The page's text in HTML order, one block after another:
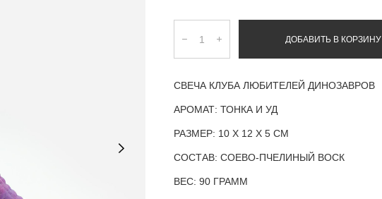
ДОБАВИТЬ В КОРЗИНУ
СВЕЧА КЛУБА ЛЮБИТЕЛЕЙ ДИНОЗАВРОВ
АРОМАТ: ТОНКА И УД
РАЗМЕР: 10 Х 12 Х 5 СМ
СОСТАВ: СОЕВО-ПЧЕЛИНЫЙ ВОСК
ВЕС: 90 ГРАММ